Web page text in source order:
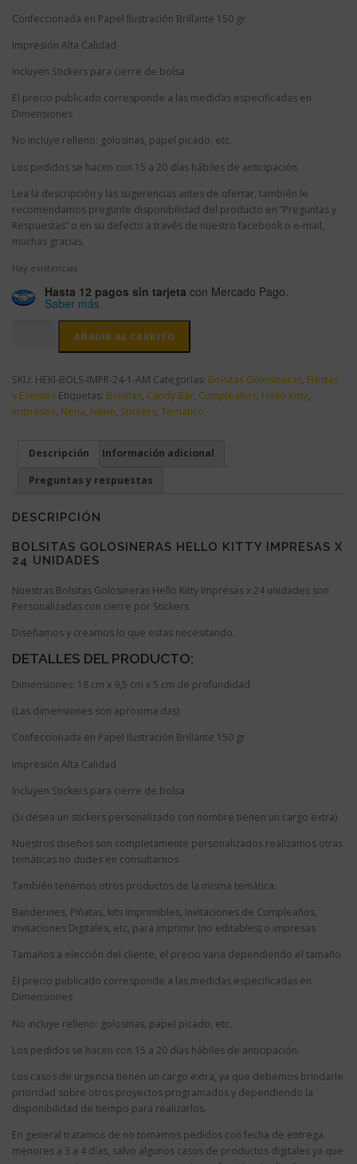
Confeccionada en Papel Ilustración Brillante 150 gr
Impresión Alta Calidad
Incluyen Stickers para cierre de bolsa
El precio publicado corresponde a las medidas especificadas en
Dimensiones
No incluye relleno: golosinas, papel picado, etc.
Los pedidos se hacen con 15 a 20 días hábiles de anticipación.
Lea la descripción y las sugerencias antes de ofertar, también le
recomendamos pregunte disponibilidad del producto en “Preguntas y
Respuestas” o en su defecto a través de nuestro facebook o e-mail,
muchas gracias.
Hay existencias
Hasta 12 pagos sin tarjeta con Mercado Pago.
Saber más
Kitty
Impresas
x
cantidad
AÑADIR AL CARRITO
SKU: HEKI-BOLS-IMPR-24-1-AM Categorías: Bolsitas Golosineras, Fiestas
y Eventos Etiquetas: Bolsitas, Candy Bar, Cumpleaños, Hello Kitty,
Impresos, Nena, Nene, Stickers, Tematico
Descripción Información adicional
Preguntas y respuestas
DESCRIPCIÓN
BOLSITAS GOLOSINERAS HELLO KITTY IMPRESAS X
24 UNIDADES
Nuestras Bolsitas Golosineras Hello Kitty Impresas x 24 unidades son
Personalizadas con cierre por Stickers
Diseñamos y creamos lo que estas necesitando.
DETALLES DEL PRODUCTO:
Dimensiones: 18 cm x 9,5 cm x 5 cm de profundidad
(Las dimensiones son aproxima das)
Confeccionada en Papel Ilustración Brillante 150 gr
Impresión Alta Calidad
Incluyen Stickers para cierre de bolsa
(Si desea un stickers personalizado con nombre tienen un cargo extra)
Nuestros diseños son completamente personalizados realizamos otras
temáticas no dudes en consultarnos
También tenemos otros productos de la misma temática:
Banderines, Piñatas, kits Imprimibles, Invitaciones de Cumpleaños,
Invitaciones Digitales, etc, para imprimir (no editables) o impresas
Tamaños a elección del cliente, el precio varia dependiendo el tamaño
El precio publicado corresponde a las medidas especificadas en
Dimensiones
No incluye relleno: golosinas, papel picado, etc.
Los pedidos se hacen con 15 a 20 días hábiles de anticipación.
Los casos de urgencia tienen un cargo extra, ya que debemos brindarle
prioridad sobre otros proyectos programados y dependiendo la
disponibilidad de tiempo para realizarlos.
En general tratamos de no tomamos pedidos con fecha de entrega
menores a 3 a 4 días, salvo algunos casos de productos digitales ya que